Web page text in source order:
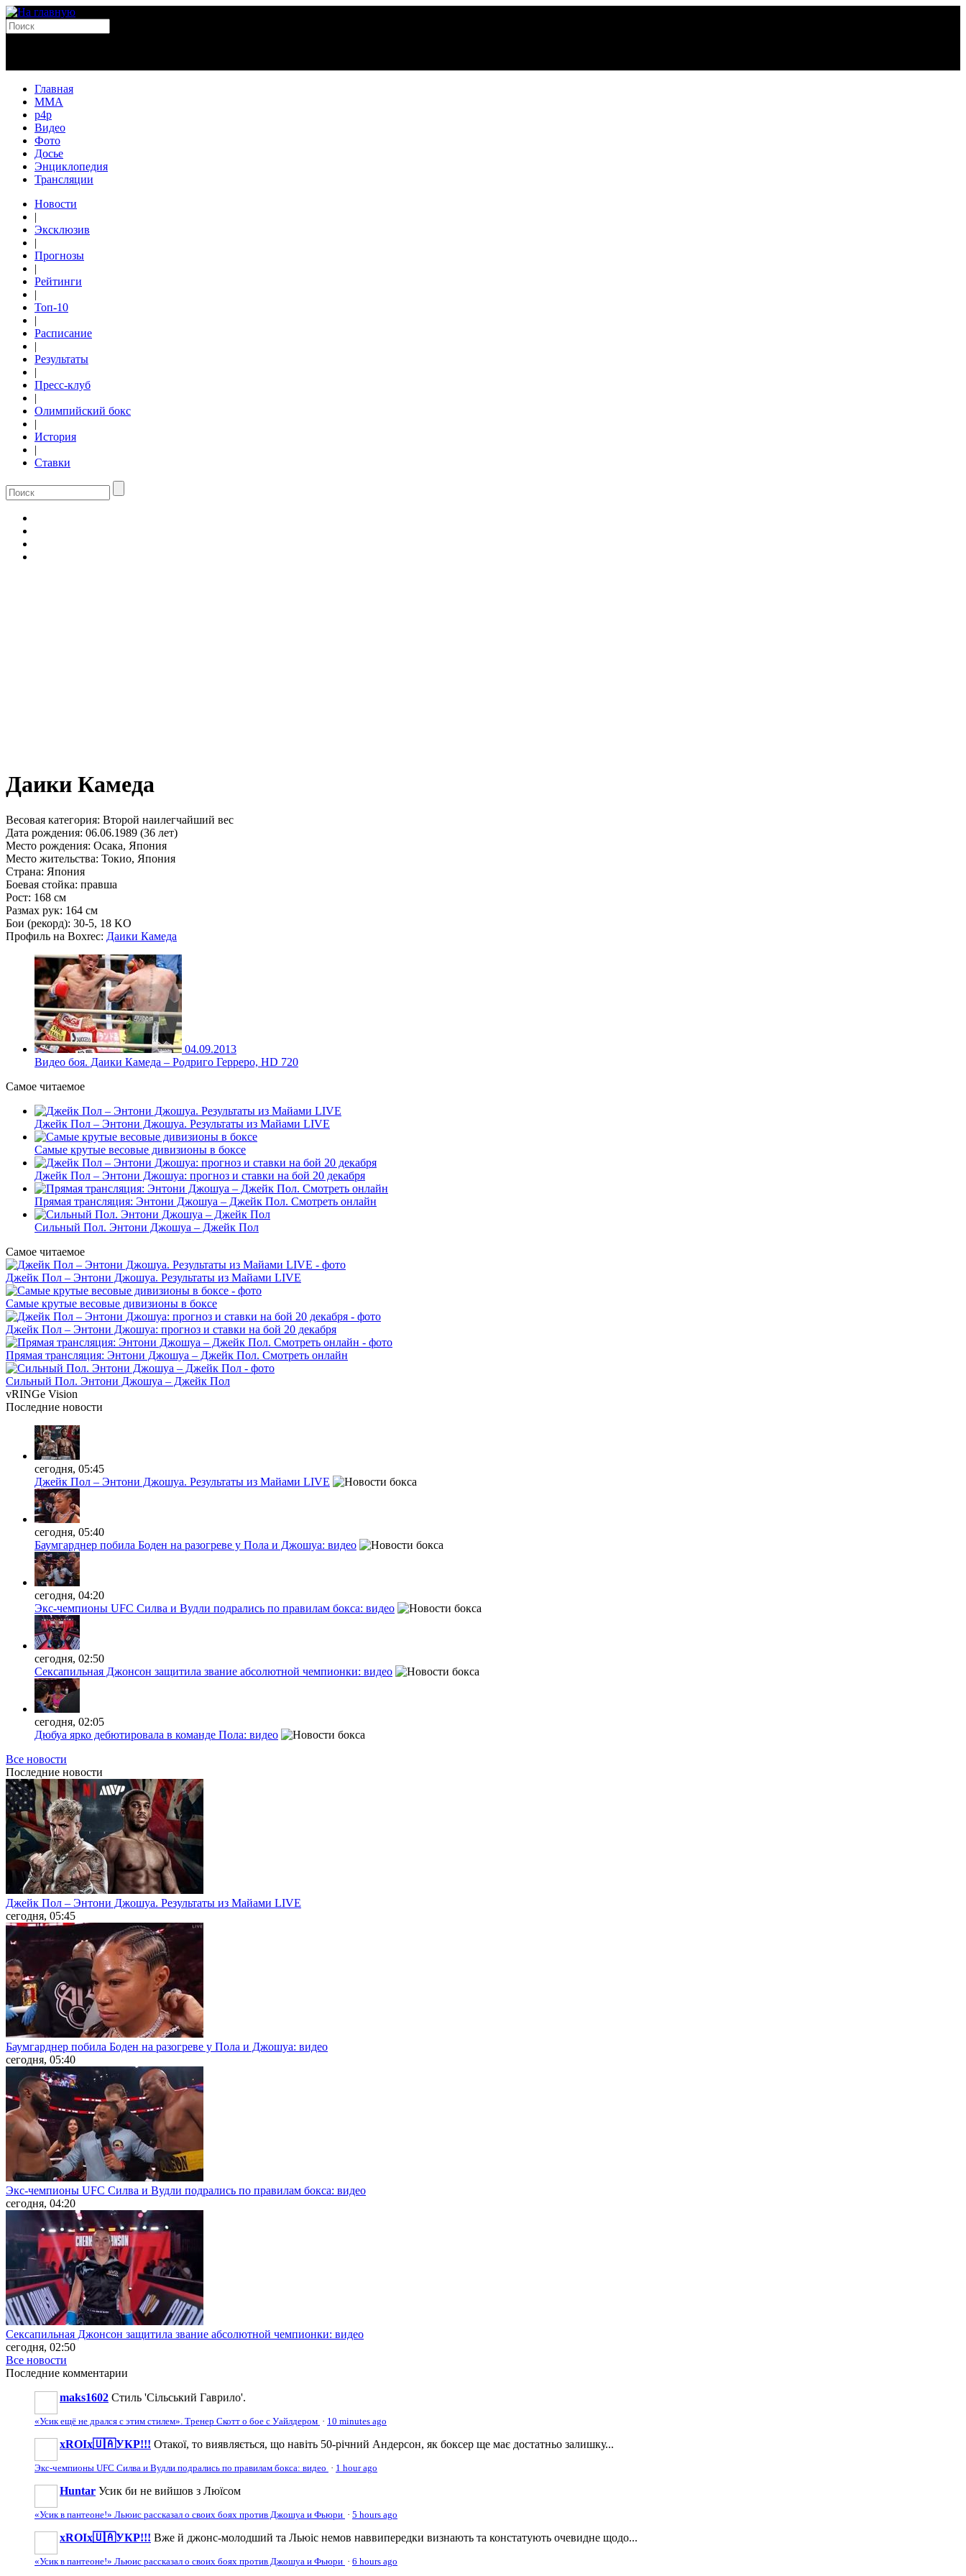
Главная
MMA
p4p
Видео
Фото
Досье
Энциклопедия
Трансляции
Новости
|
Эксклюзив
|
Прогнозы
|
Рейтинги
|
Топ-10
|
Расписание
|
Результаты
|
Пресс-клуб
|
Олимпийский бокс
|
История
|
Ставки
Даики Камеда
Весовая категория: Второй наилегчайший вес
Дата рождения: 06.06.1989 (36 лет)
Место рождения: Осака, Япония
Место жительства: Токио, Япония
Страна: Япония
Боевая стойка: правша
Рост: 168 см
Размах рук: 164 см
Бои (рекорд): 30-5, 18 KO
Профиль на Boxrec: Даики Камеда
04.09.2013
Видео боя. Даики Камеда – Родриго Герреро, HD 720
Самое читаемое
Джейк Пол – Энтони Джошуа. Результаты из Майами LIVE
Самые крутые весовые дивизионы в боксе
Джейк Пол – Энтони Джошуа: прогноз и ставки на бой 20 декабря
Прямая трансляция: Энтони Джошуа – Джейк Пол. Смотреть онлайн
Сильный Пол. Энтони Джошуа – Джейк Пол
Самое читаемое
Джейк Пол – Энтони Джошуа. Результаты из Майами LIVE
Самые крутые весовые дивизионы в боксе
Джейк Пол – Энтони Джошуа: прогноз и ставки на бой 20 декабря
Прямая трансляция: Энтони Джошуа – Джейк Пол. Смотреть онлайн
Сильный Пол. Энтони Джошуа – Джейк Пол
vRINGe Vision
Последние новости
сегодня, 05:45
Джейк Пол – Энтони Джошуа. Результаты из Майами LIVE
сегодня, 05:40
Баумгарднер побила Боден на разогреве у Пола и Джошуа: видео
сегодня, 04:20
Экс-чемпионы UFC Силва и Вудли подрались по правилам бокса: видео
сегодня, 02:50
Сексапильная Джонсон защитила звание абсолютной чемпионки: видео
сегодня, 02:05
Дюбуа ярко дебютировала в команде Пола: видео
Все новости
Последние новости
Джейк Пол – Энтони Джошуа. Результаты из Майами LIVE
сегодня, 05:45
Баумгарднер побила Боден на разогреве у Пола и Джошуа: видео
сегодня, 05:40
Экс-чемпионы UFC Силва и Вудли подрались по правилам бокса: видео
сегодня, 04:20
Сексапильная Джонсон защитила звание абсолютной чемпионки: видео
сегодня, 02:50
Все новости
Последние комментарии
maks1602 Стиль 'Сільський Гаврило'.
«Усик ещё не дрался с этим стилем». Тренер Скотт о бое с Уайлдером · 10 minutes ago
xROIx🇺🇦УКР!!! Отакої, то виявляється, що навіть 50-річний Андерсон, як боксер ще має достатньо залишку...
Экс-чемпионы UFC Силва и Вудли подрались по правилам бокса: видео · 1 hour ago
Huntar Усик би не вийшов з Люїсом
«Усик в пантеоне!» Льюис рассказал о своих боях против Джошуа и Фьюри · 5 hours ago
xROIx🇺🇦УКР!!! Вже й джонс-молодший та Льюіс немов наввипередки визнають та констатують очевидне щодо...
«Усик в пантеоне!» Льюис рассказал о своих боях против Джошуа и Фьюри · 6 hours ago